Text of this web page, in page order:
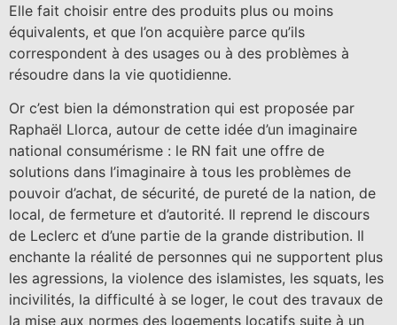
Elle fait choisir entre des produits plus ou moins
équivalents, et que l’on acquière parce qu’ils
correspondent à des usages ou à des problèmes à
résoudre dans la vie quotidienne.
Or c’est bien la démonstration qui est proposée par
Raphaël Llorca, autour de cette idée d’un imaginaire
national consumérisme : le RN fait une offre de
solutions dans l’imaginaire à tous les problèmes de
pouvoir d’achat, de sécurité, de pureté de la nation, de
local, de fermeture et d’autorité. Il reprend le discours
de Leclerc et d’une partie de la grande distribution. Il
enchante la réalité de personnes qui ne supportent plus
les agressions, la violence des islamistes, les squats, les
incivilités, la difficulté à se loger, le cout des travaux de
la mise aux normes des logements locatifs suite à un